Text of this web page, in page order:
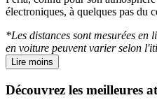
électroniques, à quelques pas du
*Les distances sont mesurées en
en voiture peuvent varier selon
Lire moins
Découvrez les meilleures